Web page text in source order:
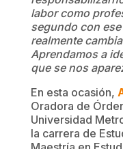
labor como
segundo con
realmente
Aprendamos a
que se nos
En esta ocasión,
Oradora de
Universidad
la carrera de